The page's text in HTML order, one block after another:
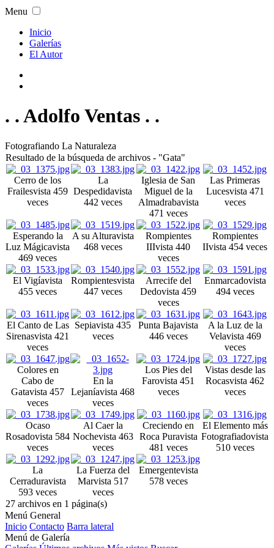
Menu
Inicio
Galerías
El Autor
. . Adolfo Ventas . .
Fotografiando La Naturaleza
Resultado de la búsqueda de archivos - "Gata"
Cerro de los
Frailesvista 459
veces
La
Despedidavista
442 veces
Iglesia de San
Miguel de la
Almadrabavista
471 veces
Las Primeras
Lucesvista 471
veces
Esperando la
Luz Mágicavista
469 veces
A su Alturavista
468 veces
Rompientes
IIIvista 440
veces
Rompientes
IIvista 454 veces
El Vigíavista
455 veces
Rompientesvista
447 veces
Arrecife del
Dedovista 459
veces
Enmarcadovista
494 veces
El Canto de Las
Sirenasvista 421
veces
Sepiavista 435
veces
Punta Bajavista
446 veces
A la Luz de la
Velavista 469
veces
Colores en
Cabo de
Gatavista 457
veces
En la
Lejaníavista 468
veces
Los Pies del
Farovista 451
veces
Vistas desde las
Rocasvista 462
veces
Ocaso
Rosadovista 584
veces
Al Caer la
Nochevista 463
veces
Creciendo en
Roca Puravista
481 veces
El Elemento más
Fotografiadovista
510 veces
La
Cerraduravista
593 veces
La Fuerza del
Marvista 517
veces
Emergentevista
578 veces
27 archivos en 1 página(s)
Menú General
Inicio Contacto Barra lateral
Menú de Galería